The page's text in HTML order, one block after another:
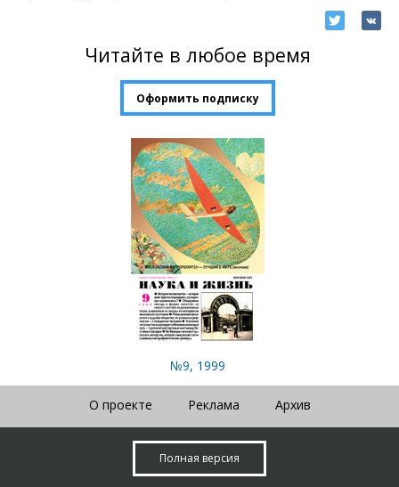
Читайте в любое время
Оформить подписку
№9, 1999
О проекте Реклама Архив
Полная версия